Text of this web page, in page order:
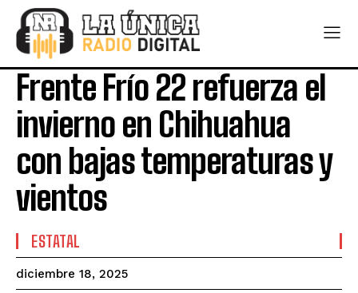
Frente Frío 22 refuerza el
invierno en Chihuahua
con bajas temperaturas y
vientos
ESTATAL
diciembre 18, 2025